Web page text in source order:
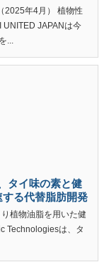
2025年4月） 植物性
UNITED JAPANは今
...
タイ味の素と健
る代替脂肪開発
植物油脂を用いた健
Technologiesは、タ